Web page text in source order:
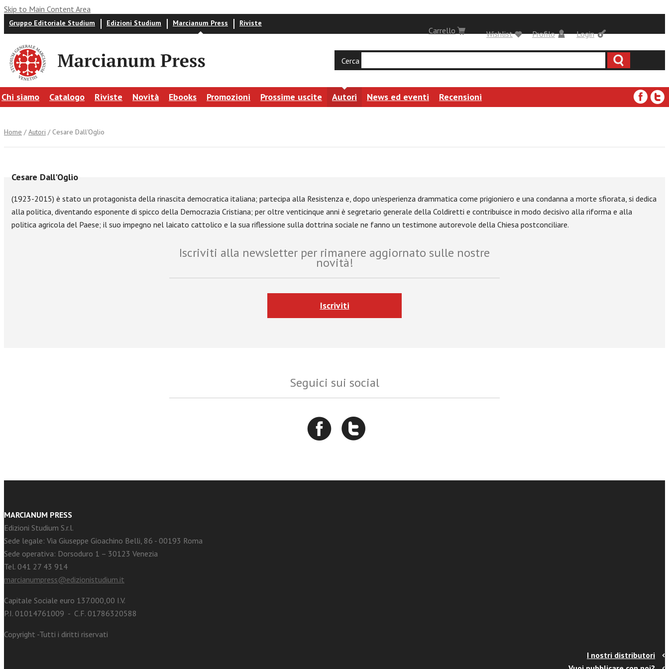
Skip to Main Content Area
Gruppo Editoriale Studium Edizioni Studium Marcianum Press Riviste
Login
Carrello Profilo
Wishlist
Cerca
Chi siamo Catalogo Riviste Novità Ebooks Promozioni Prossime uscite Autori News ed eventi Recensioni
Home /Autori / Cesare Dall'Oglio
Cesare Dall'Oglio
(1923-2015) è stato un protagonista della rinascita democratica italiana; partecipa alla Resistenza e, dopo un’esperienza drammatica come prigioniero e una condanna a morte sfiorata, si dedica
alla politica, diventando esponente di spicco della Democrazia Cristiana; per oltre venticinque anni è segretario generale della Coldiretti e contribuisce in modo decisivo alla riforma e alla
politica agricola del Paese; il suo impegno nel laicato cattolico e la sua riflessione sulla dottrina sociale ne fanno un testimone autorevole della Chiesa postconciliare.
Iscriviti alla newsletter per rimanere aggiornato sulle nostre
novità!
Iscriviti
Seguici sui social
MARCIANUM PRESS
Edizioni Studium S.r.l.
Sede legale: Via Giuseppe Gioachino Belli, 86 - 00193 Roma
Sede operativa: Dorsoduro 1 – 30123 Venezia
Tel. 041 27 43 914
marcianumpress@edizionistudium.it
Capitale Sociale euro 137.000,00 I.V.
P.I. 01014761009 - C.F. 01786320588
Copyright -Tutti i diritti riservati
I nostri distributori